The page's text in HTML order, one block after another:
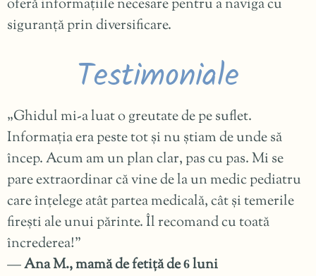
oferă informațiile necesare pentru a naviga cu
siguranță prin diversificare.
Testimoniale
„Ghidul mi-a luat o greutate de pe suflet.
Informația era peste tot și nu știam de unde să
încep. Acum am un plan clar, pas cu pas. Mi se
pare extraordinar că vine de la un medic pediatru
care înțelege atât partea medicală, cât și temerile
firești ale unui părinte. Îl recomand cu toată
încrederea!”
—Ana M., mamă de fetiță de6 luni